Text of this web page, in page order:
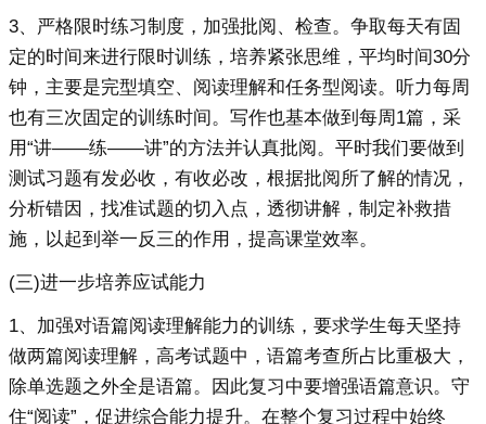
3、严格限时练习制度，加强批阅、检查。争取每天有固
定的时间来进行限时训练，培养紧张思维，平均时间30分
钟，主要是完型填空、阅读理解和任务型阅读。听力每周
也有三次固定的训练时间。写作也基本做到每周1篇，采
用“讲——练——讲”的方法并认真批阅。平时我们要做到
测试习题有发必收，有收必改，根据批阅所了解的情况，
分析错因，找准试题的切入点，透彻讲解，制定补救措
施，以起到举一反三的作用，提高课堂效率。
(三)进一步培养应试能力
1、加强对语篇阅读理解能力的训练，要求学生每天坚持
做两篇阅读理解，高考试题中，语篇考查所占比重极大，
除单选题之外全是语篇。因此复习中要增强语篇意识。守
住“阅读”，促进综合能力提升。在整个复习过程中始终